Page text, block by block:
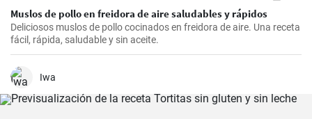
Muslos de pollo en freidora de aire saludables y rápidos
Deliciosos muslos de pollo cocinados en freidora de aire. Una receta
fácil, rápida, saludable y sin aceite.
Iwa